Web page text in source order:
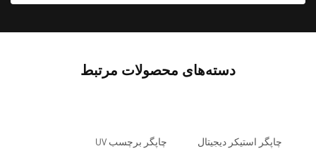
دسته‌های محصولات مرتبط
چاپگر استیکر دیجیتال چاپگر برچسب UV